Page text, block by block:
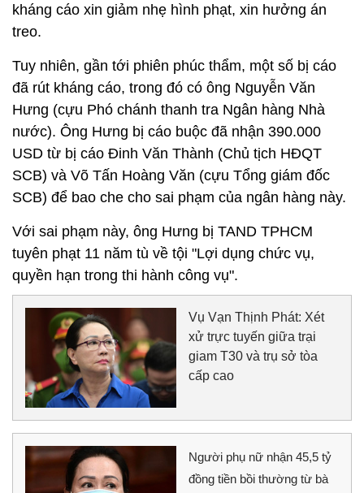
kháng cáo xin giảm nhẹ hình phạt, xin hưởng án
treo.
Tuy nhiên, gần tới phiên phúc thẩm, một số bị cáo
đã rút kháng cáo, trong đó có ông Nguyễn Văn
Hưng (cựu Phó chánh thanh tra Ngân hàng Nhà
nước). Ông Hưng bị cáo buộc đã nhận 390.000
USD từ bị cáo Đinh Văn Thành (Chủ tịch HĐQT
SCB) và Võ Tấn Hoàng Văn (cựu Tổng giám đốc
SCB) để bao che cho sai phạm của ngân hàng này.
Với sai phạm này, ông Hưng bị TAND TPHCM
tuyên phạt 11 năm tù về tội "Lợi dụng chức vụ,
quyền hạn trong thi hành công vụ".
Vụ Vạn Thịnh Phát: Xét
xử trực tuyến giữa trại
giam T30 và trụ sở tòa
cấp cao
Người phụ nữ nhận 45,5 tỷ
đồng tiền bồi thường từ bà